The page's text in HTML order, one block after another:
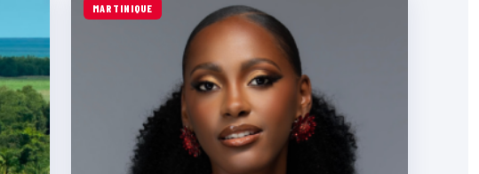
MARTINIQUE